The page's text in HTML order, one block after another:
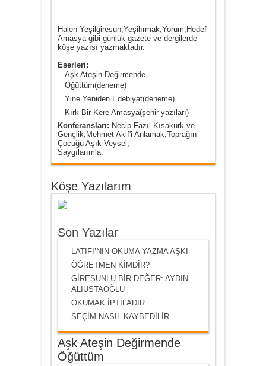
Halen Yeşilgiresun,Yeşilırmak,Yorum,Hedef
Amasya gibi günlük gazete ve dergilerde
köşe yazısı yazmaktadır.
Eserleri:
Aşk Ateşin Değirmende
Öğüttüm(deneme)
Yine Yeniden Edebiyat(deneme)
Kırk Bir Kere Amasya(şehir yazıları)
Konferansları: Necip Fazıl Kısakürk ve
Gençlik,Mehmet Akif'i Anlamak,Toprağın
Çocuğu Aşık Veysel,
Saygılarımla.
Köşe Yazılarım
Son Yazılar
LATİFİ’NİN OKUMA YAZMA AŞKI
ÖĞRETMEN KİMDİR?
GİRESUNLU BİR DEĞER: AYDIN
ALİUSTAOĞLU
OKUMAK İPTİLADIR
SEÇİM NASIL KAYBEDİLİR
Aşk Ateşin Değirmende
Öğüttüm